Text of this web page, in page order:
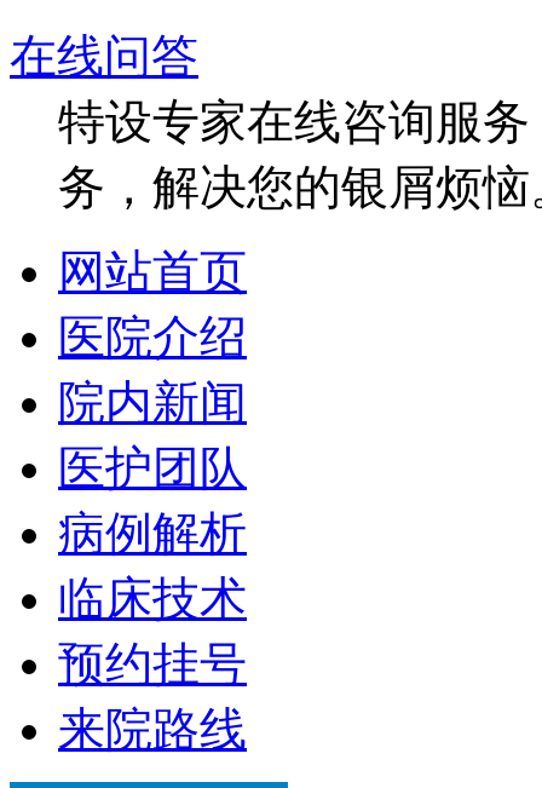
在线问答
特设专家在线咨询服
务，解决您的银屑烦恼
网站首页
医院介绍
院内新闻
医护团队
病例解析
临床技术
预约挂号
来院路线